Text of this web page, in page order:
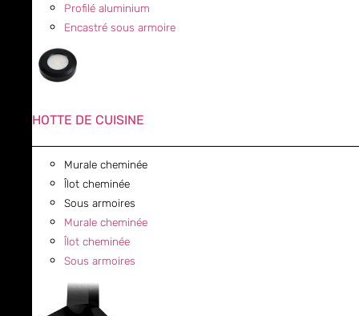
Profilé aluminium
Encastré sous armoire
HOTTE DE CUISINE
Murale cheminée
Îlot cheminée
Sous armoires
Murale cheminée
Îlot cheminée
Sous armoires